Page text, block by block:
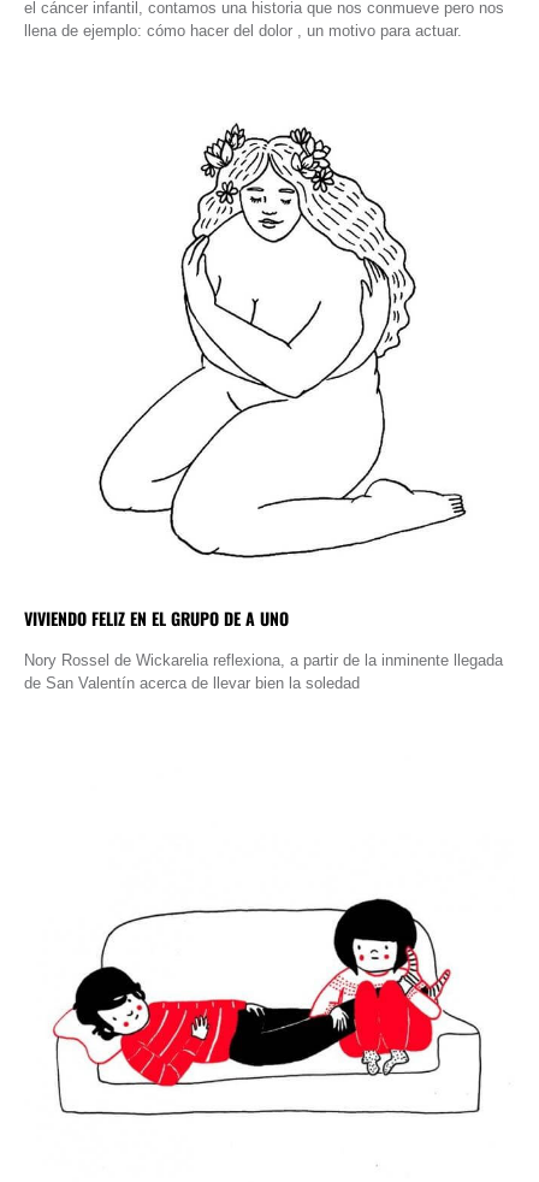
el cáncer infantil, contamos una historia que nos conmueve pero nos
llena de ejemplo: cómo hacer del dolor , un motivo para actuar.
VIVIENDO FELIZ EN EL GRUPO DE A UNO
Nory Rossel de Wickarelia reflexiona, a partir de la inminente llegada
de San Valentín acerca de llevar bien la soledad